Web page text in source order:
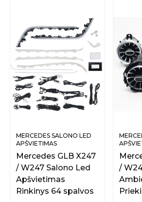
MERCEDES SALONO LED
APŠVIETIMAS
Mercedes GLB X247
/ W247 Salono Led
Apšvietimas
Rinkinys 64 spalvos
/